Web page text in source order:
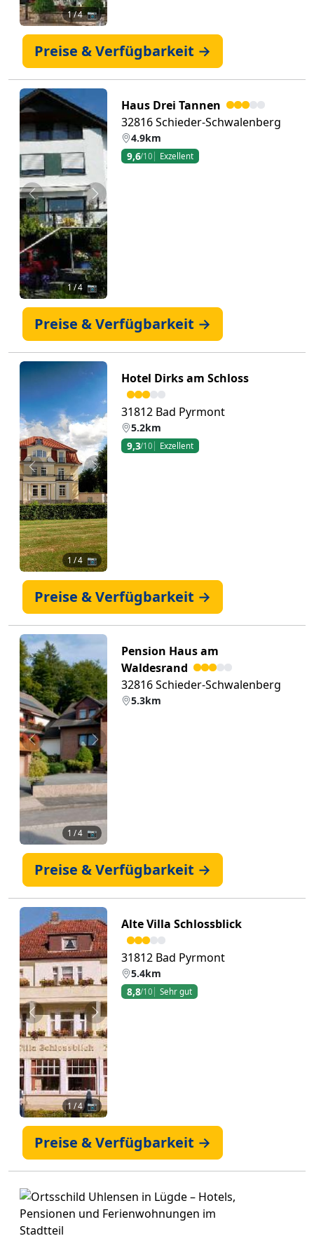
1/ 4 📷
Preise & Verfügbarkeit →
Zurück Weiter
1/ 4 📷
Haus Drei Tannen
32816 Schieder-Schwalenberg
4.9km
9,6/10 Exzellent
Preise & Verfügbarkeit →
Zurück Weiter
1 / 4 📷
Hotel Dirks am Schloss
31812 Bad Pyrmont
5.2km
9,3/10 Exzellent
Preise & Verfügbarkeit →
Zurück Weiter
1 / 4 📷
Pension Haus am
Waldesrand
32816 Schieder-Schwalenberg
5.3km
Preise & Verfügbarkeit →
Zurück Weiter
1 / 4 📷
Alte Villa Schlossblick
31812 Bad Pyrmont
5.4km
8,8/10 Sehr gut
Preise & Verfügbarkeit →